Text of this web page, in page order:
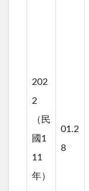
202
2
（民
國1
11
年）
01.2
8